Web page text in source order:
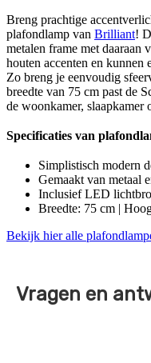
Breng prachtige
plafondlamp van Brilliant!
metalen frame met daaraan
houten accenten en kunnen
Zo breng je eenvoudig
breedte van 75 cm past de
de woonkamer, slaapkamer
Specificaties van
Simplistisch modern
Gemaakt van metaal
Inclusief LED
Breedte: 75 cm |
Bekijk hier alle
Vragen en